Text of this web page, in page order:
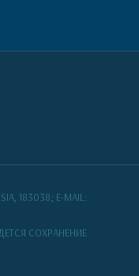
183038; E-MAIL:
СОХРАНЕНИЕ